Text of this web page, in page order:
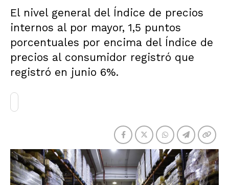
El nivel general del Índice de precios
internos al por mayor, 1,5 puntos
porcentuales por encima del Índice de
precios al consumidor registró que
registró en junio 6%.